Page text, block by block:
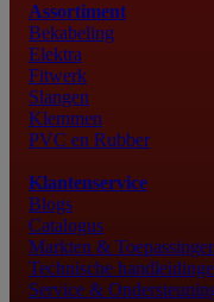
Assortiment
Bekabeling
Elektra
Fitwerk
Slangen
Klemmen
PVC en Rubber
Klantenservice
Blogs
Catalogus
Markten &
Technische
Service &